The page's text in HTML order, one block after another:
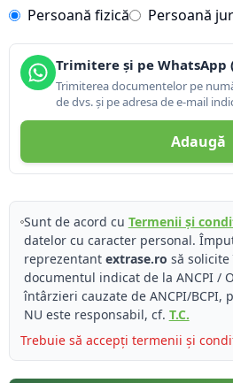
Persoană fizică
Persoană
Trimitere și pe WhatsApp
Trimiterea documentelor pe
de dvs. și pe adresa de e-mail
Adaugă
Sunt de acord cu Termenii și
datelor cu caracter personal.
reprezentant extrase.ro să
documentul indicat de la ANCPI /
întârzieri cauzate de ANCPI/BCPI,
NU este responsabil, cf. T.C.
Trebuie să accepți termenii și